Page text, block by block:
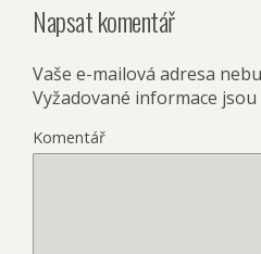
Napsat komentář
Vaše e-mailová adresa
Vyžadované informace
Komentář